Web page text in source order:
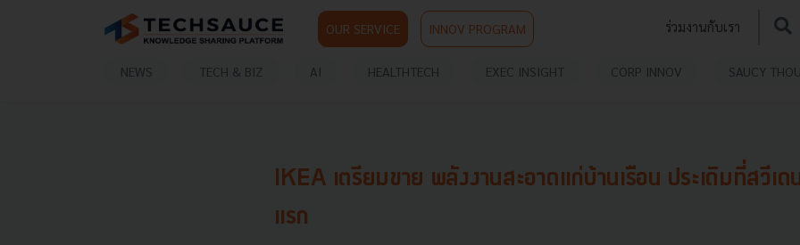
OUR SERVICE INNOV PROGRAM ร่วมงานกับเรา
NEWS TECH & BIZ AI HEALTHTECH EXEC INSIGHT CORP INNOV SAUCY
IKEA เตรียมขาย พลังงานสะอาดแก่บ้านเรือน ประเดิมที่สวีเด
แรก